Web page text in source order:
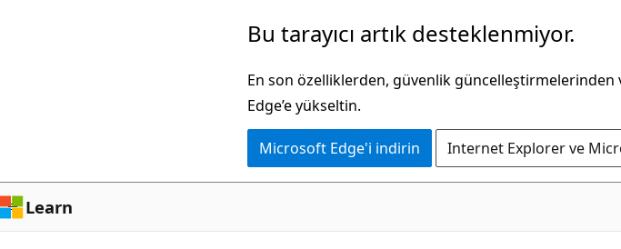
Bu tarayıcı artık desteklenmiyor.
En son özelliklerden, güvenlik
Edge’e yükseltin.
Microsoft Edge'i indirin Internet Explorer ve
Learn